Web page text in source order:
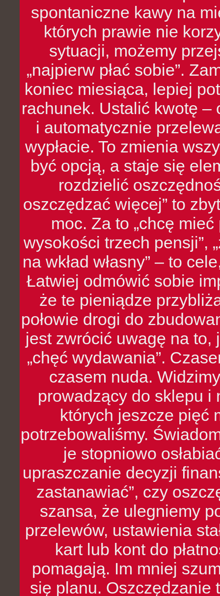
spontaniczne kawy na
których prawie nie
sytuacji, możemy
„najpierw płać sobie”.
koniec miesiąca, lepiej
rachunek. Ustalić kwotę
i automatycznie
wypłacie. To zmienia
być opcją, a staje się
rozdzielić
oszczędzać więcej” to
moc. Za to „chcę
wysokości trzech pensji”,
na wkład własny” – to
Łatwiej odmówić sobie
że te pieniądze
połowie drogi do
jest zwrócić uwagę na to,
„chęć wydawania”.
czasem nuda.
prowadzący do sklepu i
których jeszcze pięć
potrzebowaliśmy.
je stopniowo
upraszczanie decyzji
zastanawiać”, czy
szansa, że ulegniemy
przelewów, ustawienia
kart lub kont do
pomagają. Im mniej
się planu. Oszczędzanie